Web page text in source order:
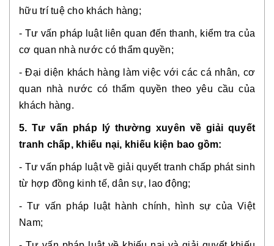
hữu trí tuệ cho khách hàng;
- Tư vấn pháp luật liên quan đến thanh, kiểm tra của
cơ quan nhà nước có thẩm quyền;
- Đại diện khách hàng làm việc với các cá nhân, cơ
quan nhà nước có thẩm quyền theo yêu cầu của
khách hàng.
5. Tư vấn pháp lý thường xuyên về giải quyết
tranh chấp, khiếu nại, khiếu kiện bao gồm:
- Tư vấn pháp luật về giải quyết tranh chấp phát sinh
từ hợp đồng kinh tế, dân sự, lao động;
- Tư vấn pháp luật hành chính, hình sự của Việt
Nam;